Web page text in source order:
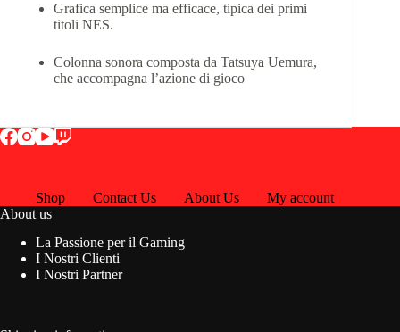
Grafica semplice ma efficace, tipica dei primi
titoli NES.
Colonna sonora composta da Tatsuya Uemura,
che accompagna l’azione di gioco
Shop Contact Us About Us
My account
About us
La Passione per il Gaming
I Nostri Clienti
I Nostri Partner